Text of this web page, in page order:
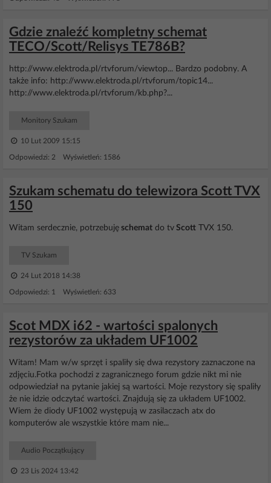
Gdzie znaleźć kompletny schemat
TECO/Scott/Relisys TE786B?
http://www.elektroda.pl/rtvforum/viewtop... Bardzo podobny. A
także info: http://www.elektroda.pl/rtvforum/topic14...
http://www.elektroda.pl/rtvforum/kb.php?...
Monitory Szukam
10 Lut 2009 15:15
Odpowiedzi: 2 Wyświetleń: 1586
Szukam schematu do telewizora Scott TVX
150
Witam serdecznie, potrzebuję schemat do tv Scott TVX 150.
TV Szukam
24 Lut 2018 14:38
Odpowiedzi: 1 Wyświetleń: 633
Scot MDX i62 - wartości spalonych
rezystorów za układem UF1002
Witam! Mam w/w sprzęt i spaliły się dwa rezystory zaznaczone na
zdjęciu.Fotka pochodzi z zagranicznego forum gdzie nikt mi nie
odpowiedział na pytanie jakiej są wartości. Moje rezystory się spaliły
że nie idzie odczytać wartości. Znajdują się za układem UF1002.
Wiem że diody UF1002 występują w zasilaczach atx do
komputerów ale wszystkie które mam nie...
Audio Początkujący
23 Lis 2024 13:42